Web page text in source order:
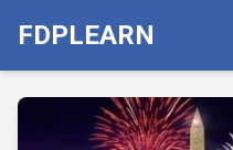
FDPLEARN